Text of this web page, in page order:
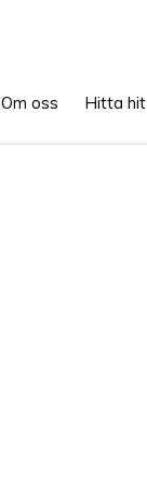
Om oss Hitta hit